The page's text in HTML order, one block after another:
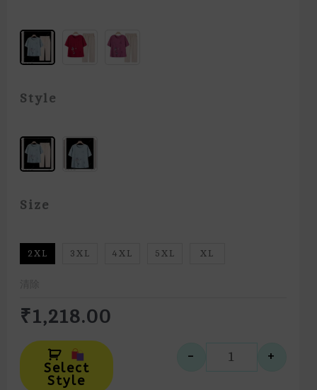
Style
Size
2XL 3XL 4XL 5XL XL
₹1,218.00
中式媽媽花
- +
Select
Style